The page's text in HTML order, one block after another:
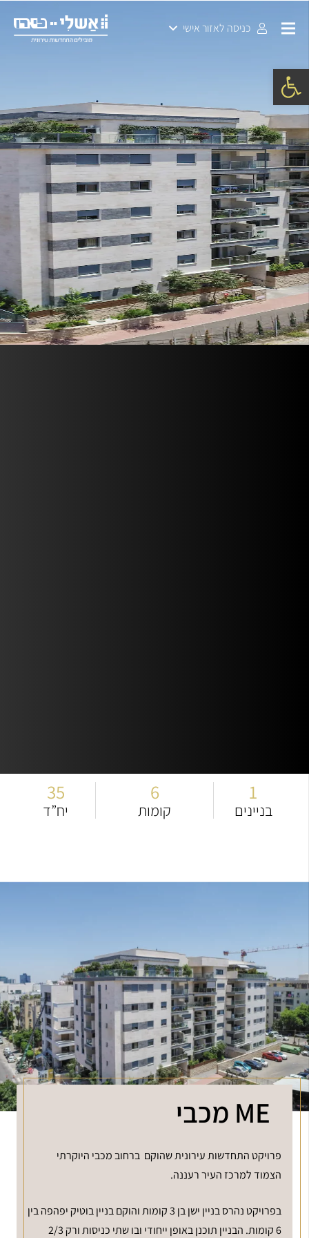
פתח סרגל נגישות
כניסה לאזור אישי
1
בניינים
6
קומות
35
יח”ד
ME מכבי
פרויקט התחדשות עירונית שהוקם ברחוב מכבי היוקרתי
הצמוד למרכז העיר רעננה.
בפרויקט נהרס בניין ישן בן 3 קומות והוקם בניין בוטיק יפהפה בין
6 קומות. הבניין תוכנן באופן ייחודי ובו שתי כניסות ורק 2/3